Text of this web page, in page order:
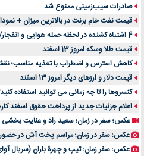
صادرات سیب‌زمینی ممنوع شد
قیمت نفت خام برنت در بالاترین میزان +
4 اشتباه کشنده در لحظه حمله هوایی و انفجار/ چگونه از خود محافظت کنیم؟
قیمت طلا وسکه امروز 13 اسفند
کاهش استرس و اضطراب با تغذیه مناسب؛ نقش امگا3 و
قیمت دلار و ارزهای دیگر امروز 13 اسفند
کنسروها را تا چه زمانی می توانید استفاده
اعلام جزئیات جدید از پرداخت حقوق اسفند
عکس؛ سفر در زمان؛ سعید راد و عنایت بخشی
عکس؛ سفر در زمان؛ مراسم پخت آش در حضور
عکس؛ سفر زمان؛ تیپ و چهرۀ باران (سریال آوای